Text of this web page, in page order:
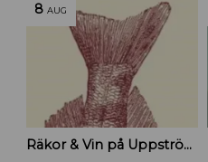
8 AUG
Räkor & Vin på Uppströms Fisk